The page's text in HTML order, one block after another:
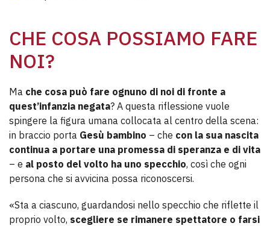
CHE COSA POSSIAMO FARE
NOI?
Ma che cosa può fare ognuno di noi di fronte a
quest’infanzia negata? A questa riflessione vuole
spingere la figura umana collocata al centro della scena:
in braccio porta Gesù bambino – che con la sua nascita
continua a portare una promessa di speranza e di vita
– e al posto del volto ha uno specchio, così che ogni
persona che si avvicina possa riconoscersi.
«Sta a ciascuno, guardandosi nello specchio che riflette il
proprio volto, scegliere se rimanere spettatore o farsi